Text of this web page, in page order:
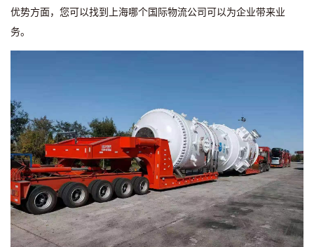
优势方面，您可以找到上海哪个国际物流公司可以为企业带来业
务。